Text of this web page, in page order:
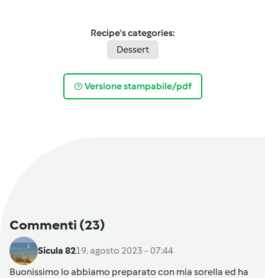
Recipe's categories:
Dessert
Versione stampabile/pdf
Commenti (23)
Sicula 8219. agosto 2023 - 07:44
Buonissimo lo abbiamo preparato con mia sorella ed ha